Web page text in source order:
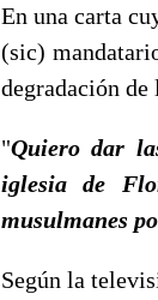
En una carta
(sic)
degradación
"Quiero dar
iglesia de
musulmanes
Según la